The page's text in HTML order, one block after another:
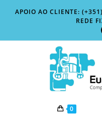
APOIO AO CLIENTE:
REDE
0